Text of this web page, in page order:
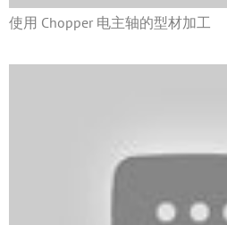
使用 Chopper 电主轴的型材加工